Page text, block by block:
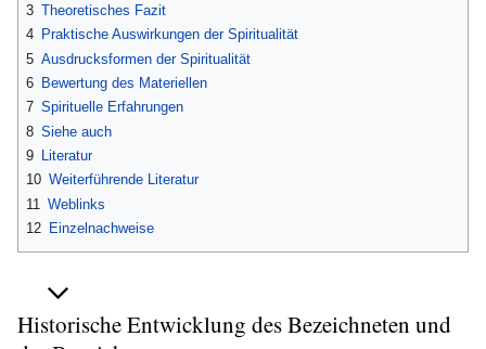
3 Theoretisches Fazit
4 Praktische Auswirkungen der Spiritualität
5 Ausdrucksformen der Spiritualität
6 Bewertung des Materiellen
7 Spirituelle Erfahrungen
8 Siehe auch
9
Literatur
10 Weiterführende Literatur
11 Weblinks
12 Einzelnachweise
Historische Entwicklung des Bezeichneten und